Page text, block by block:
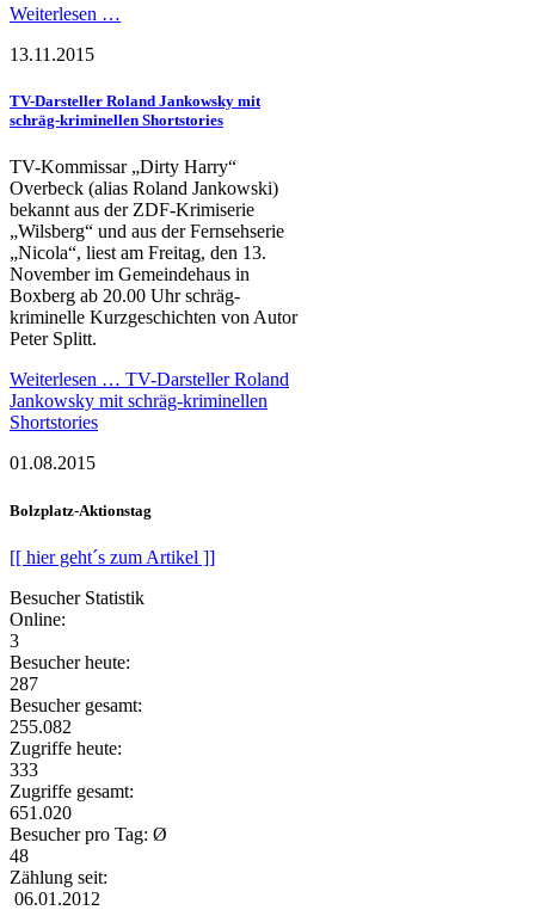
Weiterlesen …
13.11.2015
TV-Darsteller Roland Jankowsky mit
schräg-kriminellen Shortstories
TV-Kommissar „Dirty Harry“
Overbeck (alias Roland Jankowski)
bekannt aus der ZDF-Krimiserie
„Wilsberg“ und aus der Fernsehserie
„Nicola“, liest am Freitag, den 13.
November im Gemeindehaus in
Boxberg ab 20.00 Uhr schräg-
kriminelle Kurzgeschichten von Autor
Peter Splitt.
Weiterlesen … TV-Darsteller Roland
Jankowsky mit schräg-kriminellen
Shortstories
01.08.2015
Bolzplatz-Aktionstag
[[ hier geht´s zum Artikel ]]
Besucher Statistik
Online:
3
Besucher heute:
287
Besucher gesamt:
255.082
Zugriffe heute:
333
Zugriffe gesamt:
651.020
Besucher pro Tag: Ø
48
Zählung seit:
06.01.2012